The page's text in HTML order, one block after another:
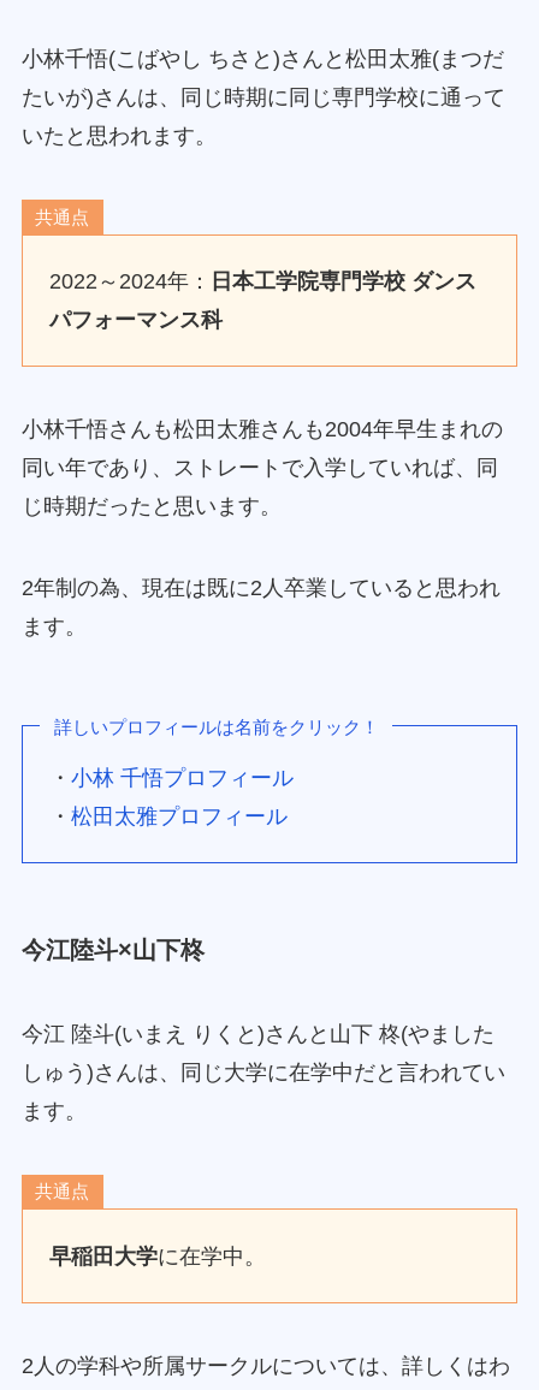
小林千悟(こばやし ちさと)さんと松田太雅(まつだ
たいが)さんは、同じ時期に同じ専門学校に通って
いたと思われます。
共通点
2022～2024年： 日本工学院専門学校 ダンス
パフォーマンス科
小林千悟さんも松田太雅さんも2004年早生まれの
同い年であり、ストレートで入学していれば、同
じ時期だったと思います。
2年制の為、現在は既に2人卒業していると思われ
ます。
詳しいプロフィールは名前をクリック！
・小林 千悟プロフィール
・松田太雅プロフィール
今江陸斗×山下柊
今江 陸斗(いまえ りくと)さんと山下 柊(やました
しゅう)さんは、同じ大学に在学中だと言われてい
ます。
共通点
早稲田大学に在学中。
2人の学科や所属サークルについては、詳しくはわ